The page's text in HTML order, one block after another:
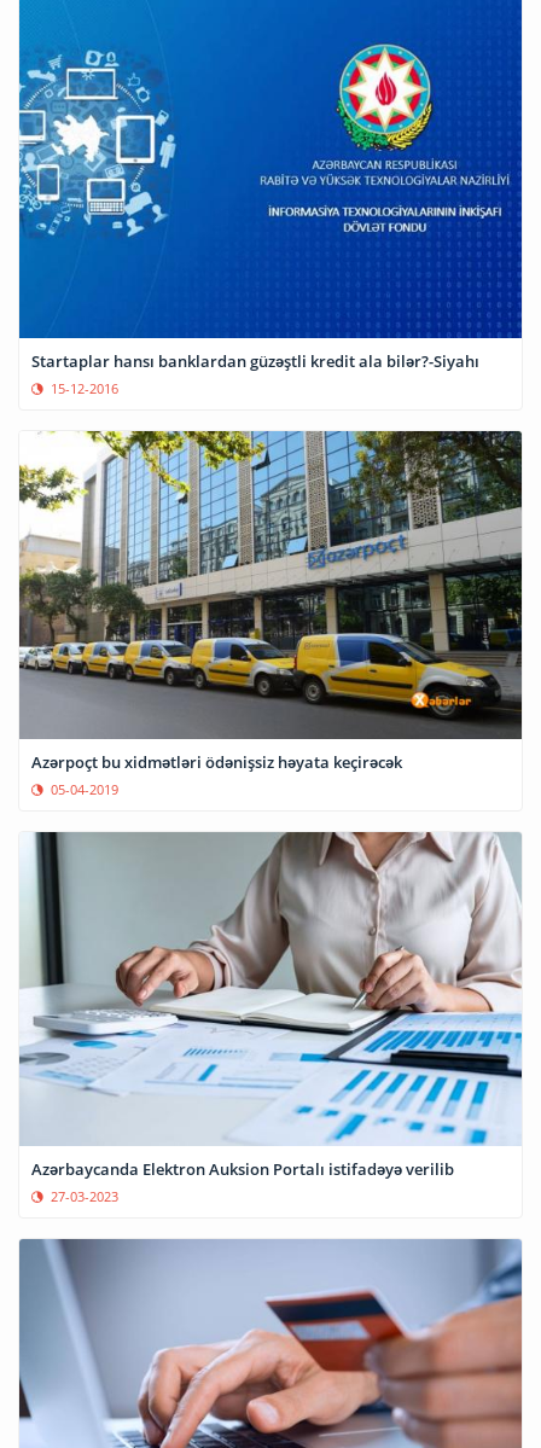
Startaplar hansı banklardan güzəştli kredit ala bilər?-Siyahı
15-12-2016
Azərpoçt bu xidmətləri ödənişsiz həyata keçirəcək
05-04-2019
Azərbaycanda Elektron Auksion Portalı istifadəyə verilib
27-03-2023